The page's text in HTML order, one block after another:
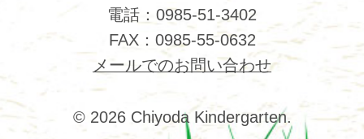
電話：0985-51-3402
FAX：0985-55-0632
メールでのお問い合わせ
© 2026 Chiyoda Kindergarten.